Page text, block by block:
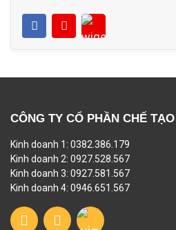
CÔNG TY CỔ PHẦN CHẾ
Kinh doanh 1: 0382.386.179
Kinh doanh 2: 0927.528.567
Kinh doanh 3: 0927.581.567
Kinh doanh 4: 0946.651.567